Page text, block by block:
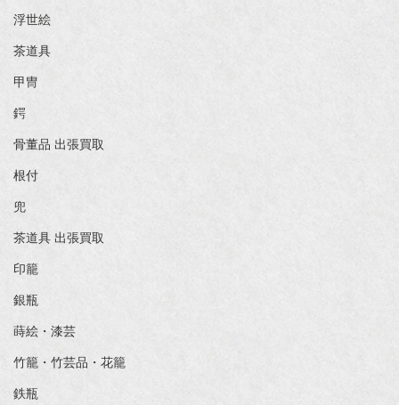
浮世絵
茶道具
甲冑
鍔
骨董品 出張買取
根付
兜
茶道具 出張買取
印籠
銀瓶
蒔絵・漆芸
竹籠・竹芸品・花籠
鉄瓶